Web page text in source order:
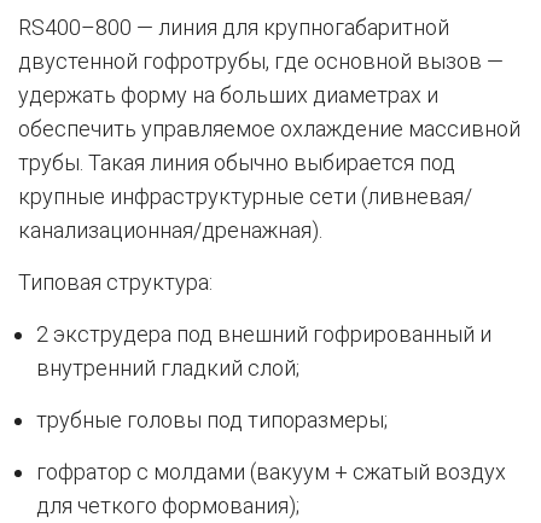
RS400–800 — линия для крупногабаритной
двустенной гофротрубы, где основной вызов —
удержать форму на больших диаметрах и
обеспечить управляемое охлаждение массивной
трубы. Такая линия обычно выбирается под
крупные инфраструктурные сети (ливневая/
канализационная/дренажная).
Типовая структура:
2 экструдера под внешний гофрированный и
внутренний гладкий слой;
трубные головы под типоразмеры;
гофратор с молдами (вакуум + сжатый воздух
для четкого формования);